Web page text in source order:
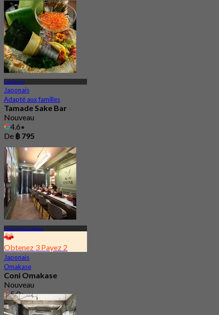
Ladphrao
Japonais
Adapté aux familles
Tamade Sake Bar
Nouveau
4.6
De ฿ 795
Pradit Manutham
Obtenez 3 Payez 2
Japonais
Omakase
Coni Omakase
Nouveau
5.0
De฿ 2,732.66